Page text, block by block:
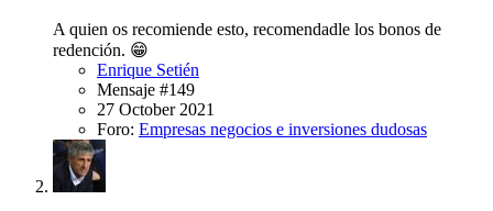
A quien os recomiende esto, recomendadle los bonos de
redención. 😁
Enrique Setién
Mensaje #149
27 October 2021
Foro: Empresas negocios e inversiones dudosas